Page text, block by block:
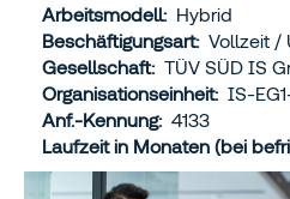
Arbeitsmodell: Hybrid
Beschäftigungsart: Vollzeit /
Gesellschaft: TÜV SÜD IS
Organisationseinheit: IS-
Anf.-Kennung: 4133
Laufzeit in Monaten (bei